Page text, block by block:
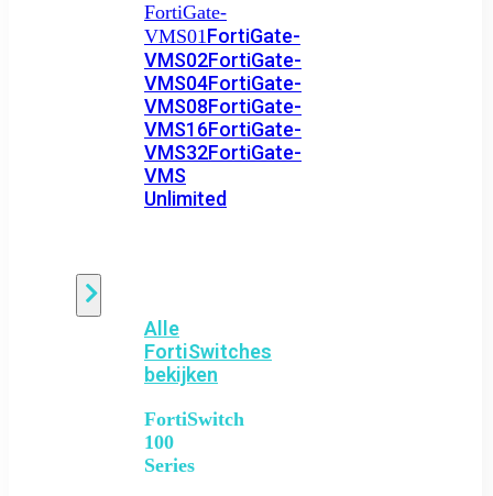
FortiGate-
VMS01FortiGate-
VMS02FortiGate-
VMS04FortiGate-
VMS08FortiGate-
VMS16FortiGate-
VMS32FortiGate-
VMS
Unlimited
Alle
FortiSwitches
bekijken
FortiSwitch
100
Series